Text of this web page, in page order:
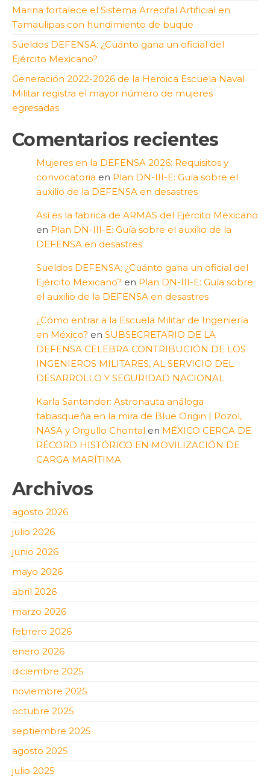
Marina fortalece el Sistema Arrecifal Artificial en
Tamaulipas con hundimiento de buque
Sueldos DEFENSA: ¿Cuánto gana un oficial del
Ejército Mexicano?
Generación 2022-2026 de la Heroica Escuela Naval
Militar registra el mayor número de mujeres
egresadas
Comentarios recientes
Mujeres en la DEFENSA 2026: Requisitos y
convocatoria en Plan DN-III-E: Guía sobre el
auxilio de la DEFENSA en desastres
Así es la fabrica de ARMAS del Ejército Mexicano
en Plan DN-III-E: Guía sobre el auxilio de la
DEFENSA en desastres
Sueldos DEFENSA: ¿Cuánto gana un oficial del
Ejército Mexicano? en Plan DN-III-E: Guía sobre
el auxilio de la DEFENSA en desastres
¿Cómo entrar a la Escuela Militar de Ingeniería
en México? en SUBSECRETARIO DE LA
DEFENSA CELEBRA CONTRIBUCIÓN DE LOS
INGENIEROS MILITARES, AL SERVICIO DEL
DESARROLLO Y SEGURIDAD NACIONAL
Karla Santander: Astronauta análoga
tabasqueña en la mira de Blue Origin | Pozol,
NASA y Orgullo Chontal en MÉXICO CERCA DE
RÉCORD HISTÓRICO EN MOVILIZACIÓN DE
CARGA MARÍTIMA
Archivos
agosto 2026
julio 2026
junio 2026
mayo 2026
abril 2026
marzo 2026
febrero 2026
enero 2026
diciembre 2025
noviembre 2025
octubre 2025
septiembre 2025
agosto 2025
julio 2025